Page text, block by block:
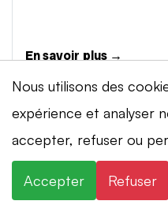
En savoir plus →
Installation de
{city} : caméras IP 4K,
Nous utilisons des
expérience et analyser
accepter, refuser ou
Accepter Refuser
⚡ Intervention en 20
Devis gratuit
+41 78 319 32 82